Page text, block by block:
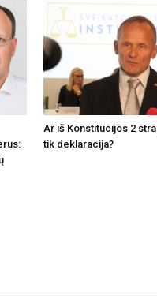
Ar iš Konstitucijos 2
tik deklaracija?